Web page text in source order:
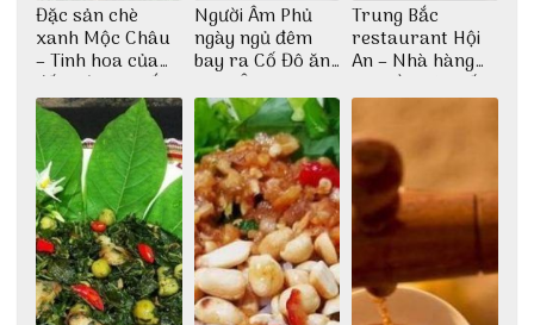
Đặc sản chè
xanh Mộc Châu
– Tinh hoa của
đất trời Tây Bắc
Người Âm Phủ
ngày ngủ đêm
bay ra Cố Đô ăn
Cơm Âm Phủ
Huế
Trung Bắc
restaurant Hội
An – Nhà hàng
cao lầu có thiết
kế vô cùng ấn
tượng giữa lòng
phố Hội